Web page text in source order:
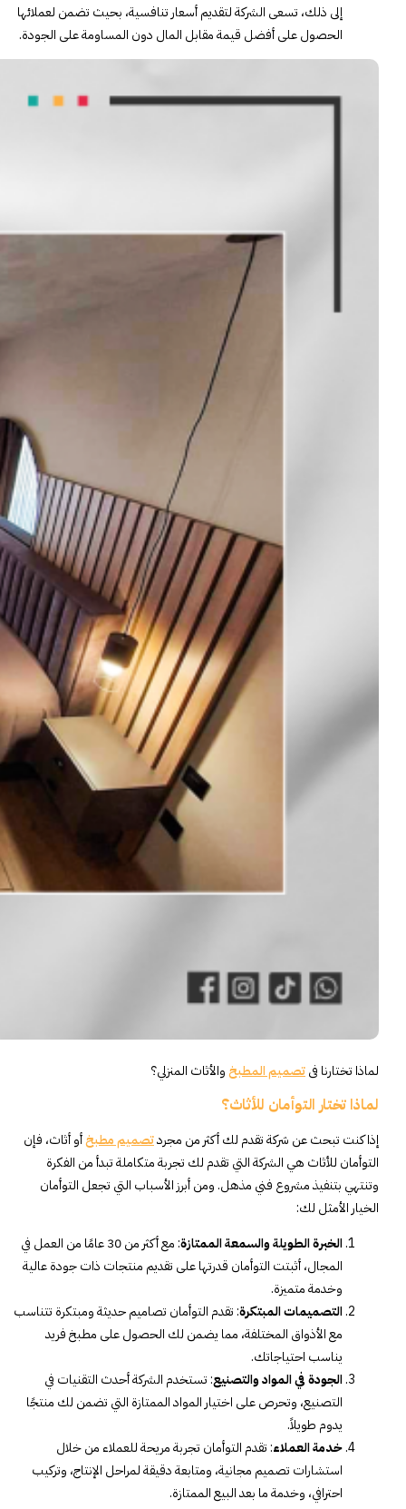
إلى ذلك، تسعى الشركة لتقديم أسعار تنافسية، بحيث تضمن لعملائها
الحصول على أفضل قيمة مقابل المال دون المساومة على الجودة.
لماذا تختارنا فىتصميم المطبخوالأثاث المنزلي؟
لماذا تختار التوأمان للأثاث؟
إذا كنت تبحث عن شركة تقدم لك أكثر من مجردتصميم مطبخأو أثاث، فإن
التوأمان للأثاث هي الشركة التي تقدم لك تجربة متكاملة تبدأ من الفكرة
وتنتهي بتنفيذ مشروع فني مذهل. ومن أبرز الأسباب التي تجعل التوأمان
الخيار الأمثل لك:
الخبرة الطويلة والسمعة الممتازة
: مع أكثر من 30 عامًا من العمل في
المجال، أثبتت التوأمان قدرتها على تقديم منتجات ذات جودة عالية
وخدمة متميزة.
التصميمات المبتكرة: تقدم التوأمان تصاميم حديثة ومبتكرة تتناسب
مع الأذواق المختلفة، مما يضمن لك الحصول على مطبخ فريد
يناسب احتياجاتك.
الجودة في المواد والتصنيع: تستخدم الشركة أحدث التقنيات في
التصنيع، وتحرص على اختيار المواد الممتازة التي تضمن لك منتجًا
يدوم طويلاً.
خدمة العملاء: تقدم التوأمان تجربة مريحة للعملاء من خلال
استشارات تصميم مجانية، ومتابعة دقيقة لمراحل الإنتاج، وتركيب
احترافي، وخدمة ما بعد البيع الممتازة.